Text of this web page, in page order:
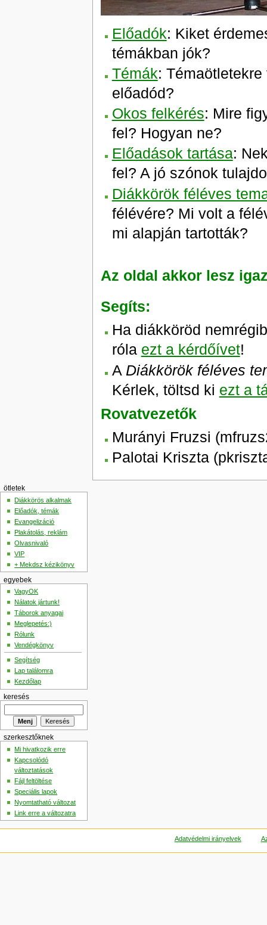
Előadók: Kiket
témákban jók?
Témák:
előadód?
Okos felkérés: Mire
fel? Hogyan ne?
Előadások tartása:
fel? A jó szónok
Diákkörök féléves
félévére? Mi volt a
mi alapján tartották?
Az oldal akkor lesz
Segíts:
Ha diákköröd
róla ezt a kérdőívet!
A Diákkörök féléves
Kérlek, töltsd ki ezt a
Rovatvezetők
Murányi Fruzsi
Palotai Kriszta
ötletek
Diákkörös alkalmak
Előadók, témák
Evangelizáció
Plakátolás, reklám
Olvasnivaló
VIP
+ Mekdsz kézikönyv
egyebek
VagyOK
Nálatok jártunk!
Táborok anyagai
Meglepetés:)
Rólunk
Vendégkönyv
Segítség
Lap találomra
Kezdőlap
keresés
szerkesztőknek
Mi hivatkozik erre
Kapcsolódó
változtatások
Fájl feltöltése
Speciális lapok
Nyomtatható változat
Link erre a változatra
Adatvédelmi irányelvek